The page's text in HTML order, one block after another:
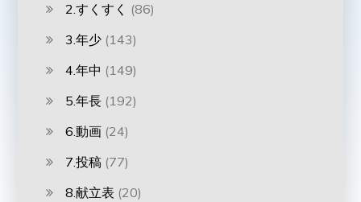
2.すくすく (86)
3.年少 (143)
4.年中 (149)
5.年長 (192)
6.動画 (24)
7.投稿 (77)
8.献立表 (20)